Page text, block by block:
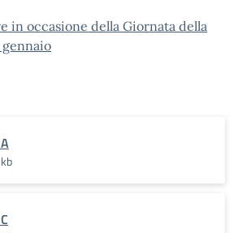
in occasione della Giornata della